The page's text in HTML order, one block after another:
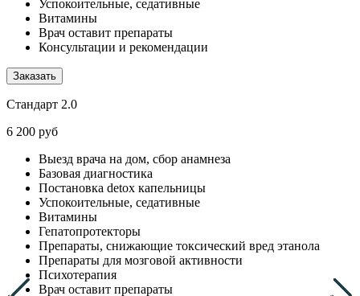
Успокоительные, седативные
Витамины
Врач оставит препараты
Консультации и рекомендации
Заказать
Стандарт 2.0
6 200 руб
Выезд врача на дом, сбор анамнеза
Базовая диагностика
Постановка detox капельницы
Успокоительные, седативные
Витамины
Гепатопротекторы
Препараты, снижающие токсический вред этанола
Препараты для мозговой активности
Психотерапия
Врач оставит препараты